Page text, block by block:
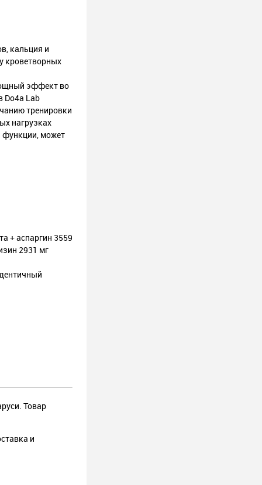
кальция и
кроветворных
эффект во
Do4a Lab
тренировки
нагрузках
функции, может
+ аспаргин 3559
2931 мг
Товар
и